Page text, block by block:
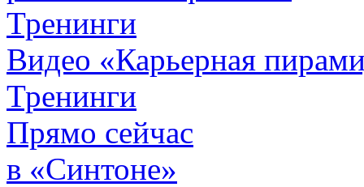
Тренинги
Видео «Карьерная
Тренинги
Прямо сейчас
в «Синтоне»